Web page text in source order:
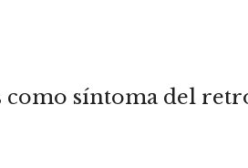
como síntoma del